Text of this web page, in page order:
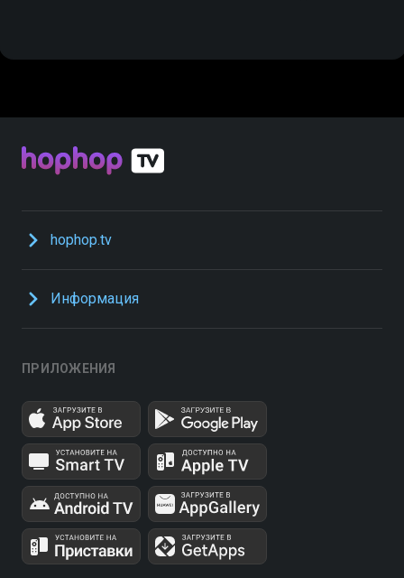
hophop.tv
Информация
ПРИЛОЖЕНИЯ